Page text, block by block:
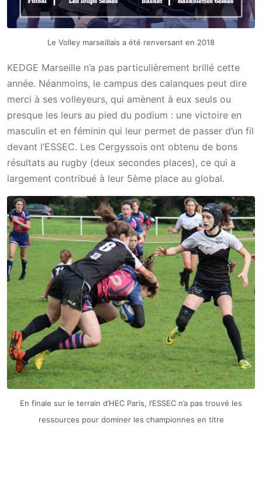
Le Volley marseillais a été renversant en 2018
KEDGE Marseille n’a pas particulièrement brillé cette
année. Néanmoins, le campus des calanques peut dire
merci à ses volleyeurs, qui amènent à eux seuls ou
presque les leurs au pied du podium : une victoire en
masculin et en féminin qui leur permet de passer d’un fil
devant l’ESSEC. Les Cergyssois ont obtenu de bons
résultats au rugby (deux secondes places), ce qui a
largement contribué à leur 5ème place au global.
En finale sur le terrain d’HEC Paris, l’ESSEC n’a pas trouvé les
ressources pour dominer les championnes en titre